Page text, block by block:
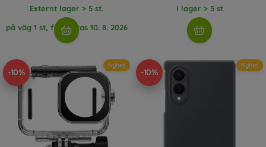
Externt lager > 5 st.
på väg 1 st, förväntas 10. 8. 2026
I lager > 5 st
-10%
Nyhet
-10%
Nyhet